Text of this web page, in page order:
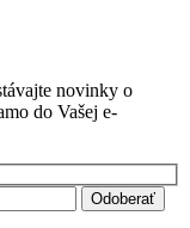
novinky o
do Vašej e-